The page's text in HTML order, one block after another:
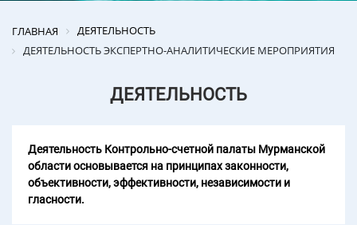
ГЛАВНАЯ
ДЕЯТЕЛЬНОСТЬ
ДЕЯТЕЛЬНОСТЬ ЭКСПЕРТНО-АНАЛИТИЧЕСКИЕ МЕРОПРИЯТИЯ
ДЕЯТЕЛЬНОСТЬ
Деятельность Контрольно-счетной палаты Мурманской
области основывается на принципах законности,
объективности, эффективности, независимости и
гласности.